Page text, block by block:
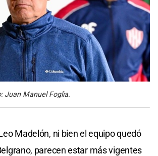
Juan Manuel Foglia.
Madelón, ni bien el equipo quedó
parecen estar más vigentes